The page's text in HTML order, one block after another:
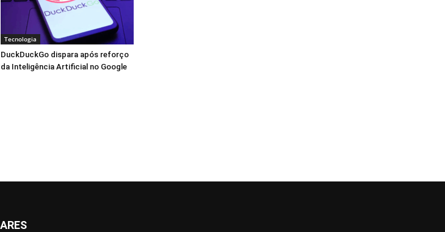
Tecnologia
DuckDuckGo dispara após reforço
da Inteligência Artificial no Google